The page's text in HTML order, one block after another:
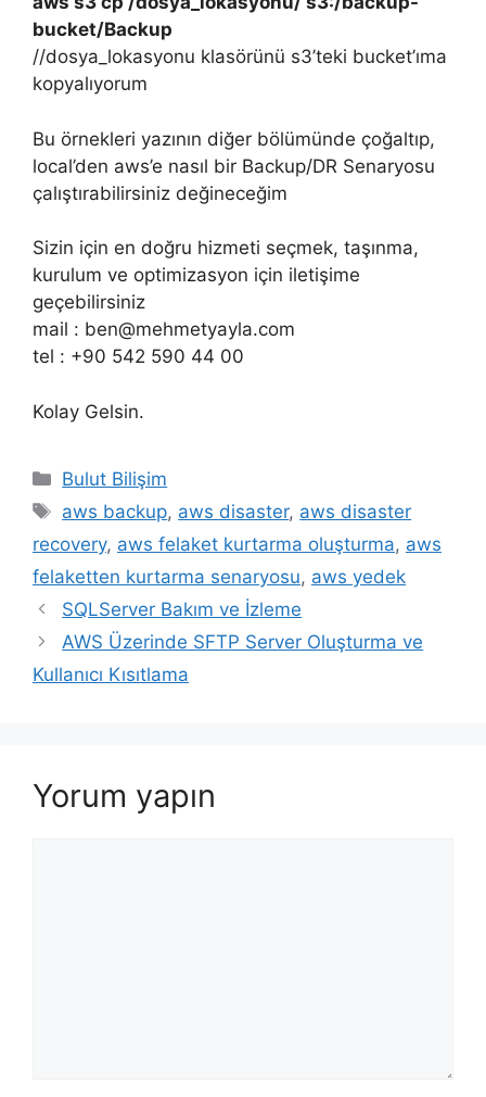
bucket/Backup
//dosya_lokasyonu klasörünü s3’teki bucket’ıma
kopyalıyorum
Bu örnekleri yazının diğer bölümünde çoğaltıp,
local’den aws’e nasıl bir Backup/DR Senaryosu
çalıştırabilirsiniz değineceğim
Sizin için en doğru hizmeti seçmek, taşınma,
kurulum ve optimizasyon için iletişime
geçebilirsiniz
mail : ben@mehmetyayla.com
tel : +90 542 590 44 00
Kolay Gelsin.
Kategoriler
Bulut Bilişim
Etiketler
aws backup, aws disaster, aws disaster
recovery, aws felaket kurtarma oluşturma, aws
felaketten kurtarma senaryosu, aws yedek
SQLServer Bakım ve İzleme
AWS Üzerinde SFTP Server Oluşturma ve
Kullanıcı Kısıtlama
Yorum yapın